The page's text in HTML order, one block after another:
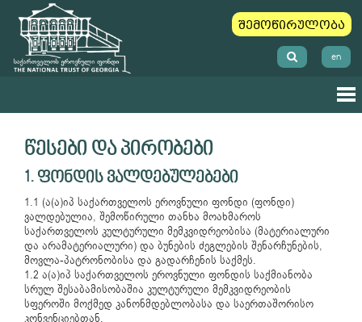
შემოწირულობა
en
წესები და პირობები
1. ფონდის ვალდებულებები
1.1 (ა(ა)იპ საქართველოს ეროვნული ფონდი (ფონდი)
ვალდებულია, შემოწირული თანხა მოახმაროს
საქართველოს კულტურული მემკვიდრეობისა (მატერიალური
და არამატერიალური) და ბუნების ძეგლების შენარჩუნების,
მოვლა-პატრონობისა და გადარჩენის საქმეს.
1.2 ა(ა)იპ საქართველოს ეროვნული ფონდის საქმიანობა
სრულ შესაბამისობაშია კულტურული მემკვიდრეობის
სფეროში მოქმედ კანონმდებლობასა და საერთაშორისო
კონვენციებთან.